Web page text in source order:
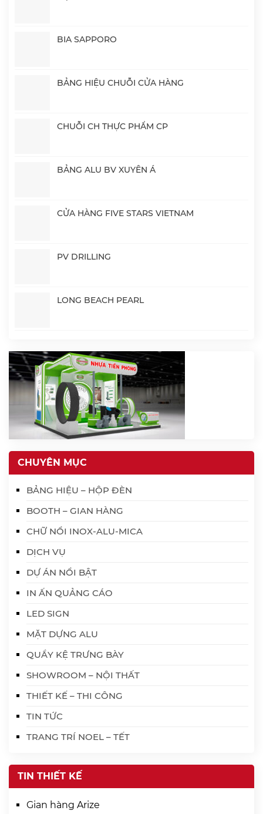
BIA SAPPORO
BẢNG HIỆU CHUỖI CỬA HÀNG
CHUỖI CH THỰC PHẨM CP
BẢNG ALU BV XUYÊN Á
CỬA HÀNG FIVE STARS VIETNAM
PV DRILLING
LONG BEACH PEARL
CHUYÊN MỤC
BẢNG HIỆU – HỘP ĐÈN
BOOTH – GIAN HÀNG
CHỮ NỔI INOX-ALU-MICA
DỊCH VỤ
DỰ ÁN NỔI BẬT
IN ẤN QUẢNG CÁO
LED SIGN
MẶT DỰNG ALU
QUẦY KỆ TRƯNG BÀY
SHOWROOM – NỘI THẤT
THIẾT KẾ – THI CÔNG
TIN TỨC
TRANG TRÍ NOEL – TẾT
TIN THIẾT KẾ
Gian hàng Arize